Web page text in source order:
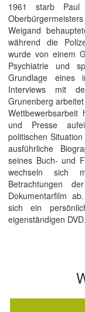
1961 starb Paul
Weigand
während die
wurde von einem
Psychiatrie und
Grundlage eines
Interviews mit
Grunenberg
und Presse
politischen
ausführliche
seines Buch- und
wechseln sich
Betrachtungen
Dokumentarfilm
sich ein
eigenständigen DVD.